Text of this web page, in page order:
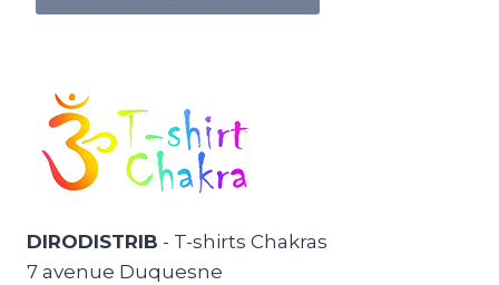
DIRODISTRIB - T-shirts Chakras
7 avenue Duquesne